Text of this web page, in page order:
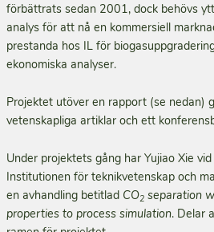
förbättrats sedan 2001, dock behövs
analys för att nå en kommersiell
prestanda hos IL för
ekonomiska analyser.
Projektet utöver en rapport (se nedan)
vetenskapliga artiklar och ett
Under projektets gång har Yujiao Xie
Institutionen för teknikvetenskap och
en avhandling betitlad CO2 separation
properties to process simulation. Delar